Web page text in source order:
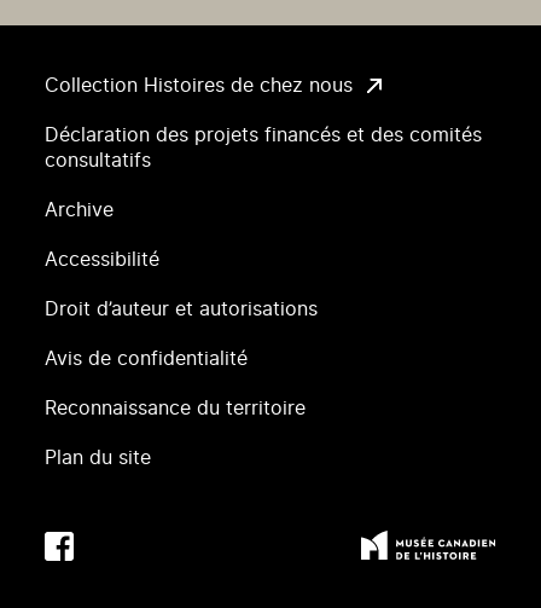
Collection Histoires de chez nous
Déclaration des projets financés et des comités
consultatifs
Archive
Accessibilité
Droit d’auteur et autorisations
Avis de confidentialité
Reconnaissance du territoire
Plan du site